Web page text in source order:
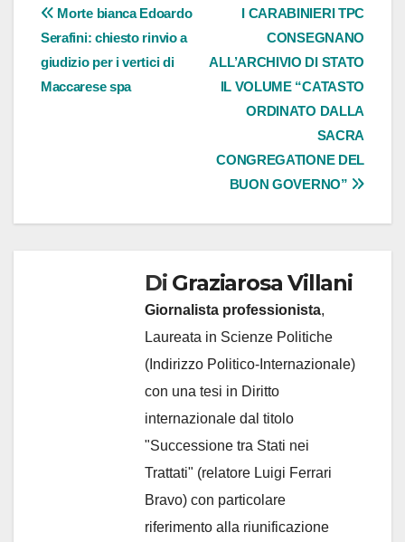
Navigazione
articoli
I CARABINIERI TPC
CONSEGNANO
ALL’ARCHIVIO DI STATO
IL VOLUME “CATASTO
ORDINATO DALLA
SACRA
CONGREGATIONE DEL
BUON GOVERNO”
Morte bianca Edoardo
Serafini: chiesto rinvio a
giudizio per i vertici di
Maccarese spa
Di Graziarosa Villani
Giornalista professionista,
Laureata in Scienze Politiche
(Indirizzo Politico-Internazionale)
con una tesi in Diritto
internazionale dal titolo
"Successione tra Stati nei
Trattati" (relatore Luigi Ferrari
Bravo) con particolare
riferimento alla riunificazione